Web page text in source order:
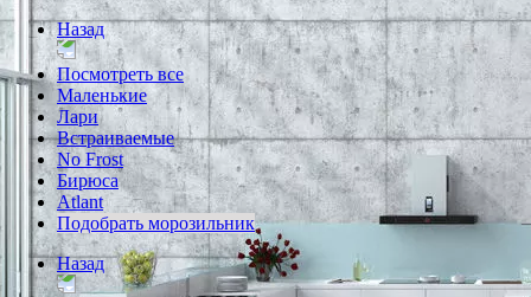
Назад
Посмотреть все
Маленькие
Лари
Встраиваемые
No Frost
Бирюса
Atlant
Подобрать морозильник
Назад